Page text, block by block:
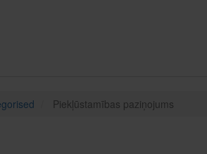
Piekļūstamības paziņojums